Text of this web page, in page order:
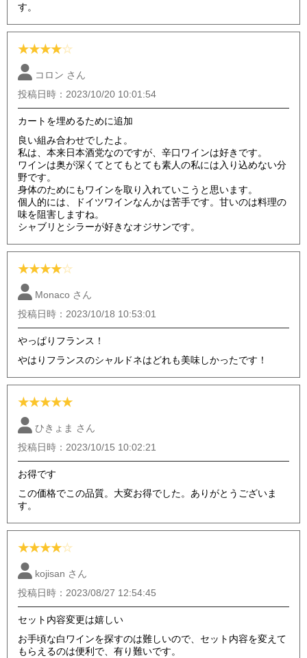
す。
★★★★☆
コロン さん
投稿日時：2023/10/20 10:01:54
カートを埋めるために追加
良い組み合わせでしたよ。
私は、本来日本酒党なのですが、辛口ワインは好きです。
ワインは奥が深くてとてもとても素人の私には入り込めない分
野です。
身体のためにもワインを取り入れていこうと思います。
個人的には、ドイツワインなんかは苦手です。甘いのは料理の
味を阻害しますね。
シャブリとシラーが好きなオジサンです。
★★★★☆
Monaco さん
投稿日時：2023/10/18 10:53:01
やっぱりフランス！
やはりフランスのシャルドネはどれも美味しかったです！
★★★★★
ひきょま さん
投稿日時：2023/10/15 10:02:21
お得です
この価格でこの品質。大変お得でした。ありがとうございま
す。
★★★★☆
kojisan さん
投稿日時：2023/08/27 12:54:45
セット内容変更は嬉しい
お手頃な白ワインを探すのは難しいので、セット内容を変えて
もらえるのは便利で、有り難いです。